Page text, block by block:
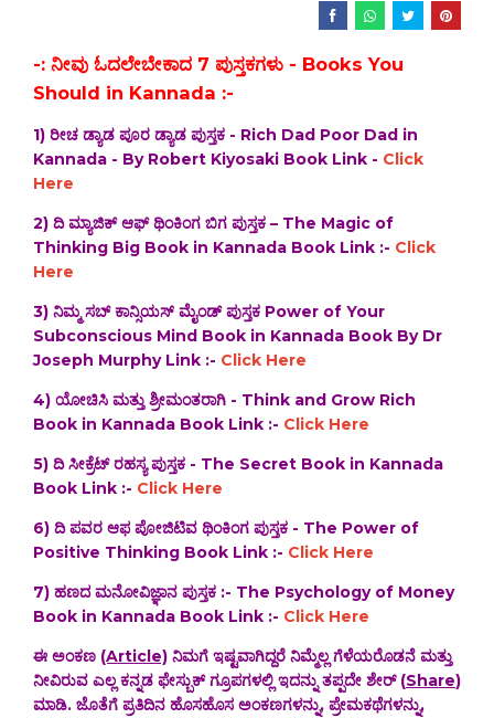
-: ನೀವು ಓದಲೇಬೇಕಾದ 7 ಪುಸ್ತಕಗಳು - Books You
Should in Kannada :-
1) ರೀಚ ಡ್ಯಾಡ ಪೂರ ಡ್ಯಾಡ ಪುಸ್ತಕ - Rich Dad Poor Dad in
Kannada - By Robert Kiyosaki Book Link - Click
Here
2) ದಿ‌ ಮ್ಯಾಜಿಕ್ ಆಫ್ ಥಿಂಕಿಂಗ ಬಿಗ ಪುಸ್ತಕ – The Magic of
Thinking Big Book in Kannada Book Link :- Click
Here
3) ನಿಮ್ಮ ಸಬ್ ಕಾನ್ಸಿಯಸ್ ಮೈಂಡ್ ಪುಸ್ತಕ Power of Your
Subconscious Mind Book in Kannada Book By Dr
Joseph Murphy Link :- Click Here
4) ಯೋಚಿಸಿ ಮತ್ತು ಶ್ರೀಮಂತರಾಗಿ - Think and Grow Rich
Book in Kannada Book Link :- Click Here
5) ದಿ ಸೀಕ್ರೆಟ್ ರಹಸ್ಯ ಪುಸ್ತಕ - The Secret Book in Kannada
Book Link :- Click Here
6) ದಿ ಪವರ ಆಫ ಪೋಜಿಟಿವ ಥಿಂಕಿಂಗ ಪುಸ್ತಕ - The Power of
Positive Thinking Book Link :- Click Here
7) ಹಣದ ಮನೋವಿಜ್ಞಾನ ಪುಸ್ತಕ :- The Psychology of Money
Book in Kannada Book Link :- Click Here
ಈ ಅಂಕಣ (Article) ನಿಮಗೆ ಇಷ್ಟವಾಗಿದ್ದರೆ ನಿಮ್ಮೆಲ್ಲ ಗೆಳೆಯರೊಡನೆ ಮತ್ತು
ನೀವಿರುವ ಎಲ್ಲ ಕನ್ನಡ ಫೇಸ್ಬುಕ್ ಗ್ರೂಪಗಳಲ್ಲಿ ಇದನ್ನು ತಪ್ಪದೇ ಶೇರ್ (Share)
ಮಾಡಿ. ಜೊತೆಗೆ ಪ್ರತಿದಿನ ಹೊಸಹೊಸ ಅಂಕಣಗಳನ್ನು, ಪ್ರೇಮಕಥೆಗಳನ್ನು,